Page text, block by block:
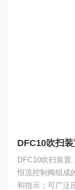
DFC10吹扫
DFC10吹扫装置
恒流控制阀组成
和指示；可广泛